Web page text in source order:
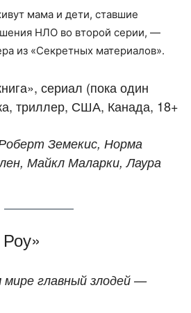
мама и дети, ставшие
НЛО во второй серии, —
из «Секретных материалов».
сериал (пока один
триллер, США, Канада, 18+
Земекис, Норма
Майкл Маларки, Лаура
мире главный злодей —